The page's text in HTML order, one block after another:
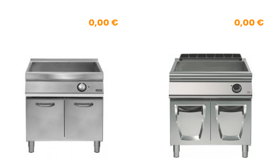
Precio
0,00 € 0,00 €